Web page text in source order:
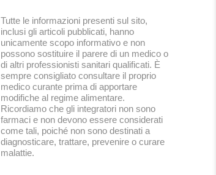
Tutte le informazioni presenti sul sito,
inclusi gli articoli pubblicati, hanno
unicamente scopo informativo e non
possono sostituire il parere di un medico o
di altri professionisti sanitari qualificati. È
sempre consigliato consultare il proprio
medico curante prima di apportare
modifiche al regime alimentare.
Ricordiamo che gli integratori non sono
farmaci e non devono essere considerati
come tali, poiché non sono destinati a
diagnosticare, trattare, prevenire o curare
malattie.